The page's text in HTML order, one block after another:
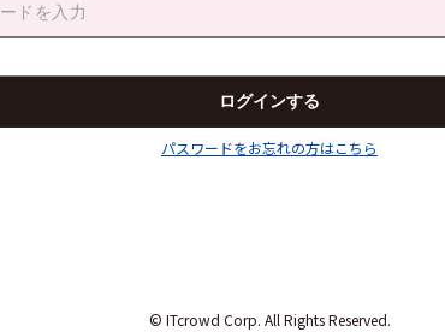
パスワードをお忘れの方はこちら
© ITcrowd Corp. All Rights Reserved.